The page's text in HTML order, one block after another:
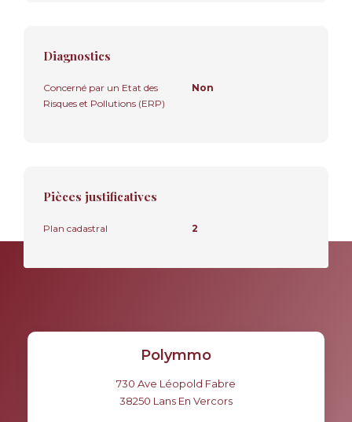
Diagnostics
Concerné par un Etat des
Risques et Pollutions (ERP)
Non
Pièces justificatives
Plan cadastral 2
Polymmo
730 Ave Léopold Fabre
38250 Lans En Vercors